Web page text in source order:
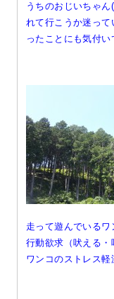
うちのおじいちゃ
れて行こうか迷っ
ったことにも気付
走って遊んでいる
行動欲求（吠える
ワンコのストレス